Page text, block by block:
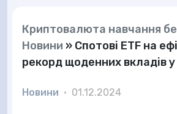
Криптовалюта навчання
Новини » Спотові ETF на
рекорд щоденних вкладів
Новини • 01.12.2024